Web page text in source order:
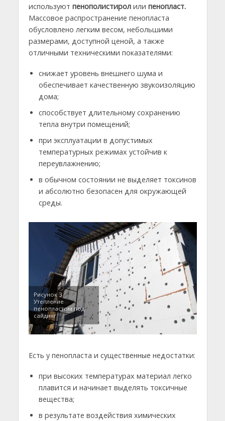
используют пенополистиролили пенопласт.
Массовое распространение пенопласта
обусловлено легким весом, небольшими
размерами, доступной ценой, а также
отличными техническими показателями:
снижает уровень внешнего шума и
обеспечивает качественную звукоизоляцию
дома;
способствует длительному сохранению
тепла внутри помещений;
при эксплуатации в допустимых
температурных режимах устойчив к
переувлажнению;
в обычном состоянии не выделяет токсинов
и абсолютно безопасен для окружающей
среды.
Рисунок 3.
Утепление
пенопластом под
сайдинг.
Есть у пенопласта и существенные недостатки:
при высоких температурах материал легко
плавится и начинает выделять токсичные
вещества;
в результате воздействия химических